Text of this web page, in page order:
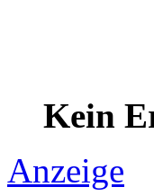
Kein
Anzeige